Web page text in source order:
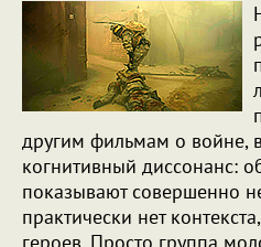
другим фильмам о войне,
когнитивный диссонанс:
показывают совершенно
практически нет